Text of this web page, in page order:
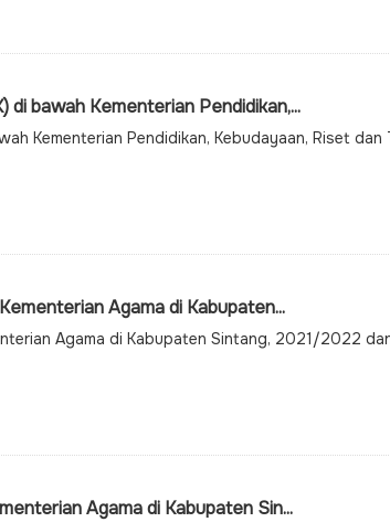
bawah Kementerian Pendidikan,...
Kementerian Pendidikan, Kebudayaan, Riset dan
Agama di Kabupaten...
Agama di Kabupaten Sintang, 2021/2022
Agama di Kabupaten Sin...